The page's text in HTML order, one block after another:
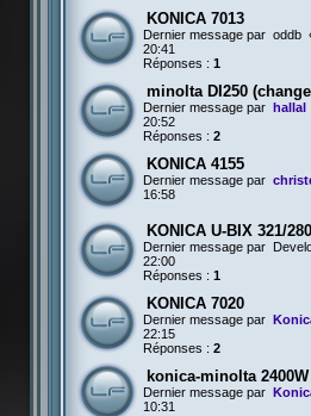
KONICA 7013
Dernier message par oddb
20:41
Réponses : 1
minolta DI250
Dernier message par hallal
20:52
Réponses : 2
KONICA 4155
Dernier message par
16:58
KONICA U-BIX 321/
Dernier message par
22:00
Réponses : 1
KONICA 7020
Dernier message par
22:15
Réponses : 2
konica-minolta 2400W
Dernier message par
10:31